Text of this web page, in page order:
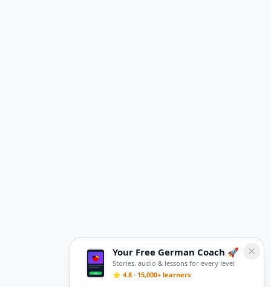
Your Free German Coach 🚀
Stories, audio & lessons for every level
⭐ 4.8 · 15,000+ learners